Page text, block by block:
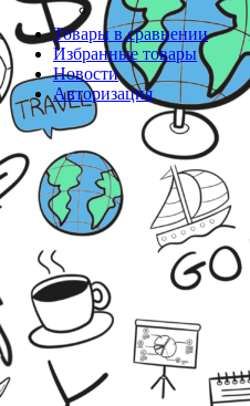
Товары в сравнении
Избранные товары
Новости
Авторизация